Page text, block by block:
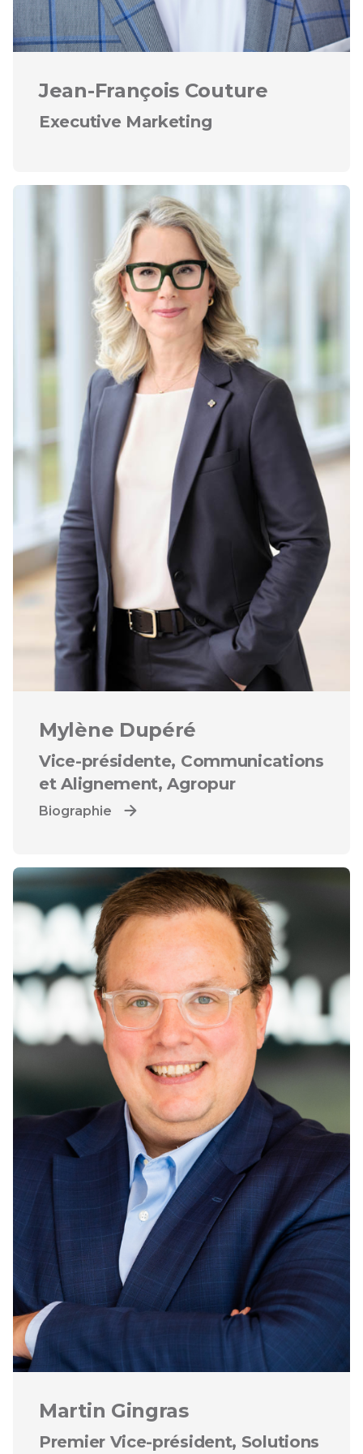
Jean-François Couture
Executive Marketing
Mylène Dupéré
Vice-présidente, Communications
et Alignement, Agropur
Ouvre une boîte de dialogue
Biographie
Martin Gingras
Premier Vice-président, Solutions